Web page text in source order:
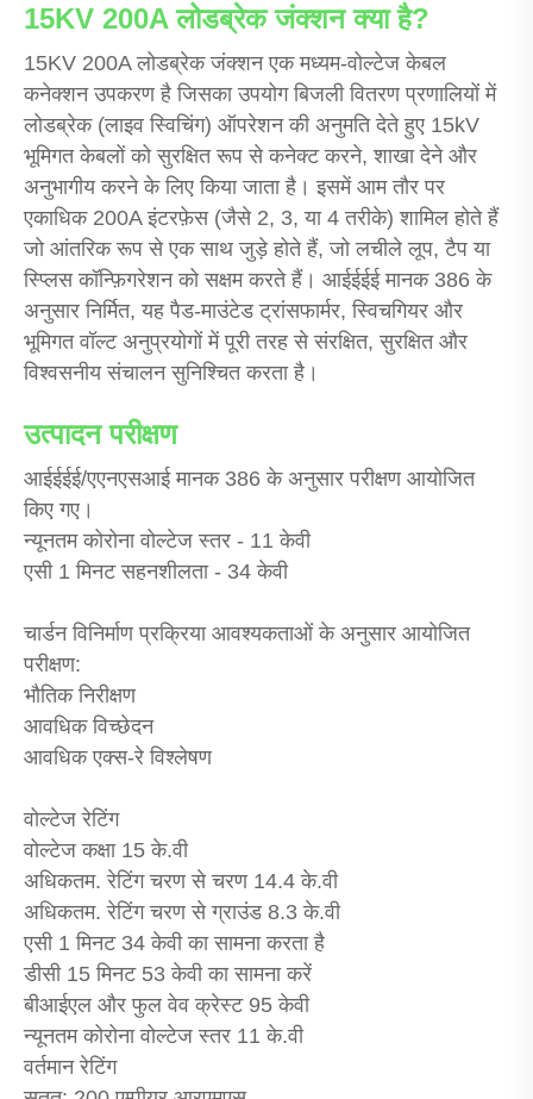
15KV 200A लोडब्रेक जंक्शन क्या है?
15KV 200A लोडब्रेक जंक्शन एक मध्यम-वोल्टेज केबल
कनेक्शन उपकरण है जिसका उपयोग बिजली वितरण प्रणालियों में
लोडब्रेक (लाइव स्विचिंग) ऑपरेशन की अनुमति देते हुए 15kV
भूमिगत केबलों को सुरक्षित रूप से कनेक्ट करने, शाखा देने और
अनुभागीय करने के लिए किया जाता है। इसमें आम तौर पर
एकाधिक 200A इंटरफ़ेस (जैसे 2, 3, या 4 तरीके) शामिल होते हैं
जो आंतरिक रूप से एक साथ जुड़े होते हैं, जो लचीले लूप, टैप या
स्प्लिस कॉन्फ़िगरेशन को सक्षम करते हैं। आईईईई मानक 386 के
अनुसार निर्मित, यह पैड-माउंटेड ट्रांसफार्मर, स्विचगियर और
भूमिगत वॉल्ट अनुप्रयोगों में पूरी तरह से संरक्षित, सुरक्षित और
विश्वसनीय संचालन सुनिश्चित करता है।
उत्पादन परीक्षण
आईईईई/एएनएसआई मानक 386 के अनुसार परीक्षण आयोजित
किए गए।
न्यूनतम कोरोना वोल्टेज स्तर - 11 केवी
एसी 1 मिनट सहनशीलता - 34 केवी
चार्डन विनिर्माण प्रक्रिया आवश्यकताओं के अनुसार आयोजित
परीक्षण:
भौतिक निरीक्षण
आवधिक विच्छेदन
आवधिक एक्स-रे विश्लेषण
वोल्टेज रेटिंग
वोल्टेज कक्षा 15 के.वी
अधिकतम. रेटिंग चरण से चरण 14.4 के.वी
अधिकतम. रेटिंग चरण से ग्राउंड 8.3 के.वी
एसी 1 मिनट 34 केवी का सामना करता है
डीसी 15 मिनट 53 केवी का सामना करें
बीआईएल और फुल वेव क्रेस्ट 95 केवी
न्यूनतम कोरोना वोल्टेज स्तर 11 के.वी
वर्तमान रेटिंग